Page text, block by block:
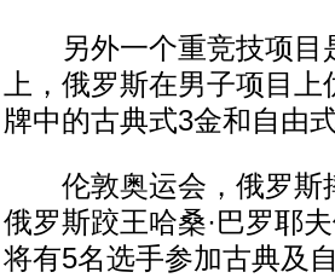
另外一个重竞技项目
上，俄罗斯在男子项目
牌中的古典式3金和自由式
伦敦奥运会，俄罗斯
俄罗斯跤王哈桑·巴罗耶
将有5名选手参加古典及